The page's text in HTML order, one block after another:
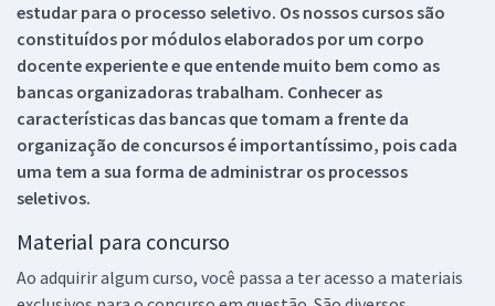
estudar para o processo seletivo. Os nossos cursos são
constituídos por módulos elaborados por um corpo
docente experiente e que entende muito bem como as
bancas organizadoras trabalham. Conhecer as
características das bancas que tomam a frente da
organização de concursos é importantíssimo, pois cada
uma tem a sua forma de administrar os processos
seletivos.
Material para concurso
Ao adquirir algum curso, você passa a ter acesso a materiais